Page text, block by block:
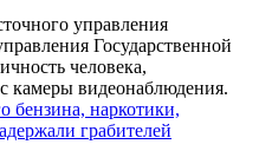
управления
Государственной
человека,
камеры видеонаблюдения.